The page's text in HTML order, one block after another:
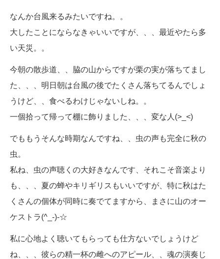
なんか台風来るみたいですね。。
大したことにならなきゃいいですが、、、最近やたら多
い天災。。
今朝の散歩道、、脇の山からですが栗の実が落ちてまし
た、、、明日朝は台風の後でたくさん落ちてるんでしょ
うけど、、食べるわけじゃないしね。。
一個拾って帰って棚に飾りました、、、変な人(>_<)
でももうそんな時期なんですね、、虫の声も完全に秋の
虫。
私ね、虫の声聴くの大好きなんです、それこそ音楽より
も、、、夏の蝉やキリギリスもいいですが、特に秋はた
くさんの個体が同時に奏でてますから、まさに山のオー
ケストラ(^_-)-☆
私に心地よく聴いてもらっても仕方ないでしょうけど
ね、、、彼らの精一杯の雌へのアピール、、魂の演奏じ